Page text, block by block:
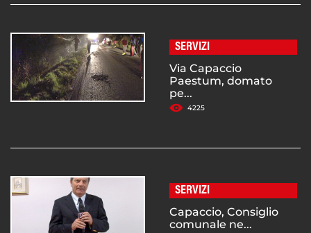
SERVIZI
Via Capaccio
Paestum, domato
pe...
4225
SERVIZI
Capaccio, Consiglio
comunale ne...